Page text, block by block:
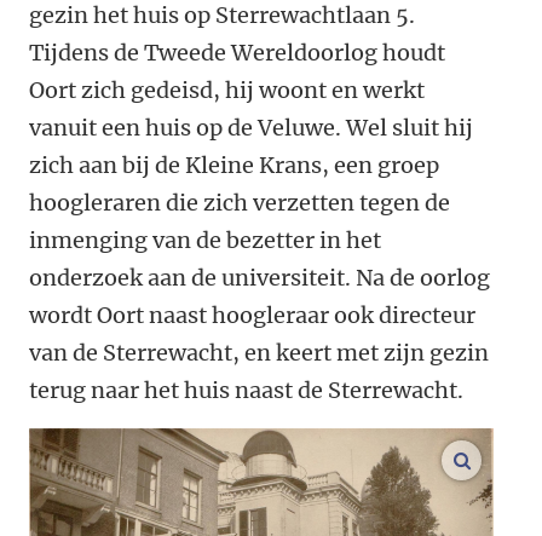
gezin het huis op Sterrewachtlaan 5.
Tijdens de Tweede Wereldoorlog houdt
Oort zich gedeisd, hij woont en werkt
vanuit een huis op de Veluwe. Wel sluit hij
zich aan bij de Kleine Krans, een groep
hoogleraren die zich verzetten tegen de
inmenging van de bezetter in het
onderzoek aan de universiteit. Na de oorlog
wordt Oort naast hoogleraar ook directeur
van de Sterrewacht, en keert met zijn gezin
terug naar het huis naast de Sterrewacht.